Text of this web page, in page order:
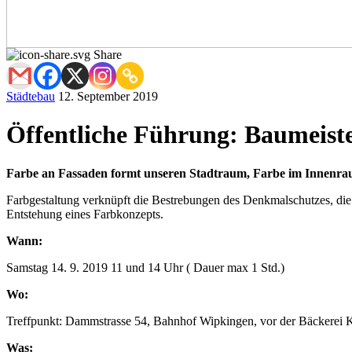
Share
Städtebau 12. September 2019
Öffentliche Führung:
Farbe an Fassaden formt unseren Stadtraum, Farbe im
Farbgestaltung verknüpft die Bestrebungen des Denkmalschutzes,
Entstehung eines Farbkonzepts.
Wann:
Samstag 14. 9. 2019 11 und 14 Uhr ( Dauer max 1 Std.)
Wo:
Treffpunkt: Dammstrasse 54, Bahnhof Wipkingen, vor der Bäckerei
Was: